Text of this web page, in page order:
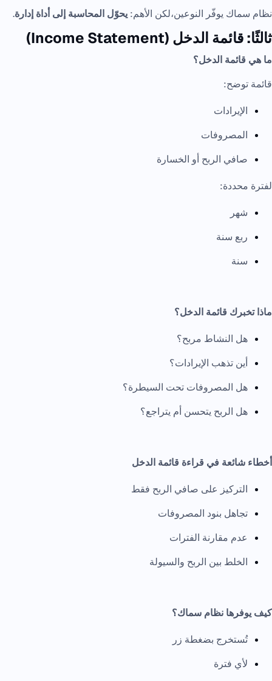
نظام سماك يوفّر النوعين،لكن الأهم:يحوّل المحاسبة إلى أداة إدارة.
ثالثًا: قائمة الدخل (Income Statement)
ما هي قائمة الدخل؟
قائمة توضح:
الإيرادات
المصروفات
صافي الربح أو الخسارة
لفترة محددة:
شهر
ربع سنة
سنة
ماذا تخبرك قائمة الدخل؟
هل النشاط مربح؟
أين تذهب الإيرادات؟
هل المصروفات تحت السيطرة؟
هل الربح يتحسن أم يتراجع؟
أخطاء شائعة في قراءة قائمة الدخل
التركيز على صافي الربح فقط
تجاهل بنود المصروفات
عدم مقارنة الفترات
الخلط بين الربح والسيولة
كيف يوفرها نظام سماك؟
تُستخرج بضغطة زر
لأي فترة